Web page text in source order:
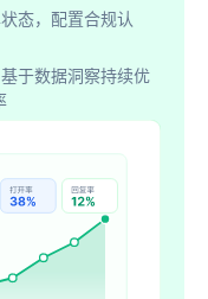
态，配置合规认
于数据洞察持续优